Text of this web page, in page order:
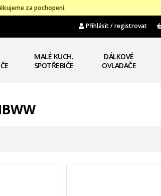
za pochopení.
Přihlásit / registrovat
MALÉ KUCH.
SPOTŘEBIČE
DÁLKOVÉ
OVLADAČE